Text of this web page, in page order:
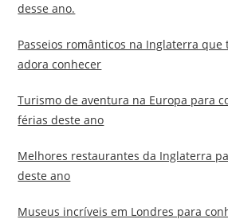
desse ano.
Passeios românticos na Inglaterra que
adora conhecer
Turismo de aventura na Europa para
férias deste ano
Melhores restaurantes da Inglaterra
deste ano
Museus incríveis em Londres para